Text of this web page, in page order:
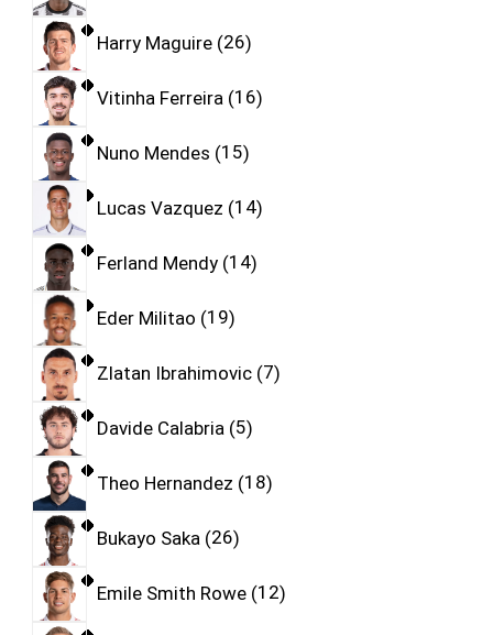
Harry Maguire 26
Vitinha Ferreira 16
Nuno Mendes 15
Lucas Vazquez 14
Ferland Mendy 14
Eder Militao 19
Zlatan Ibrahimovic 7
Davide Calabria 5
Theo Hernandez 18
Bukayo Saka 26
Emile Smith Rowe 12